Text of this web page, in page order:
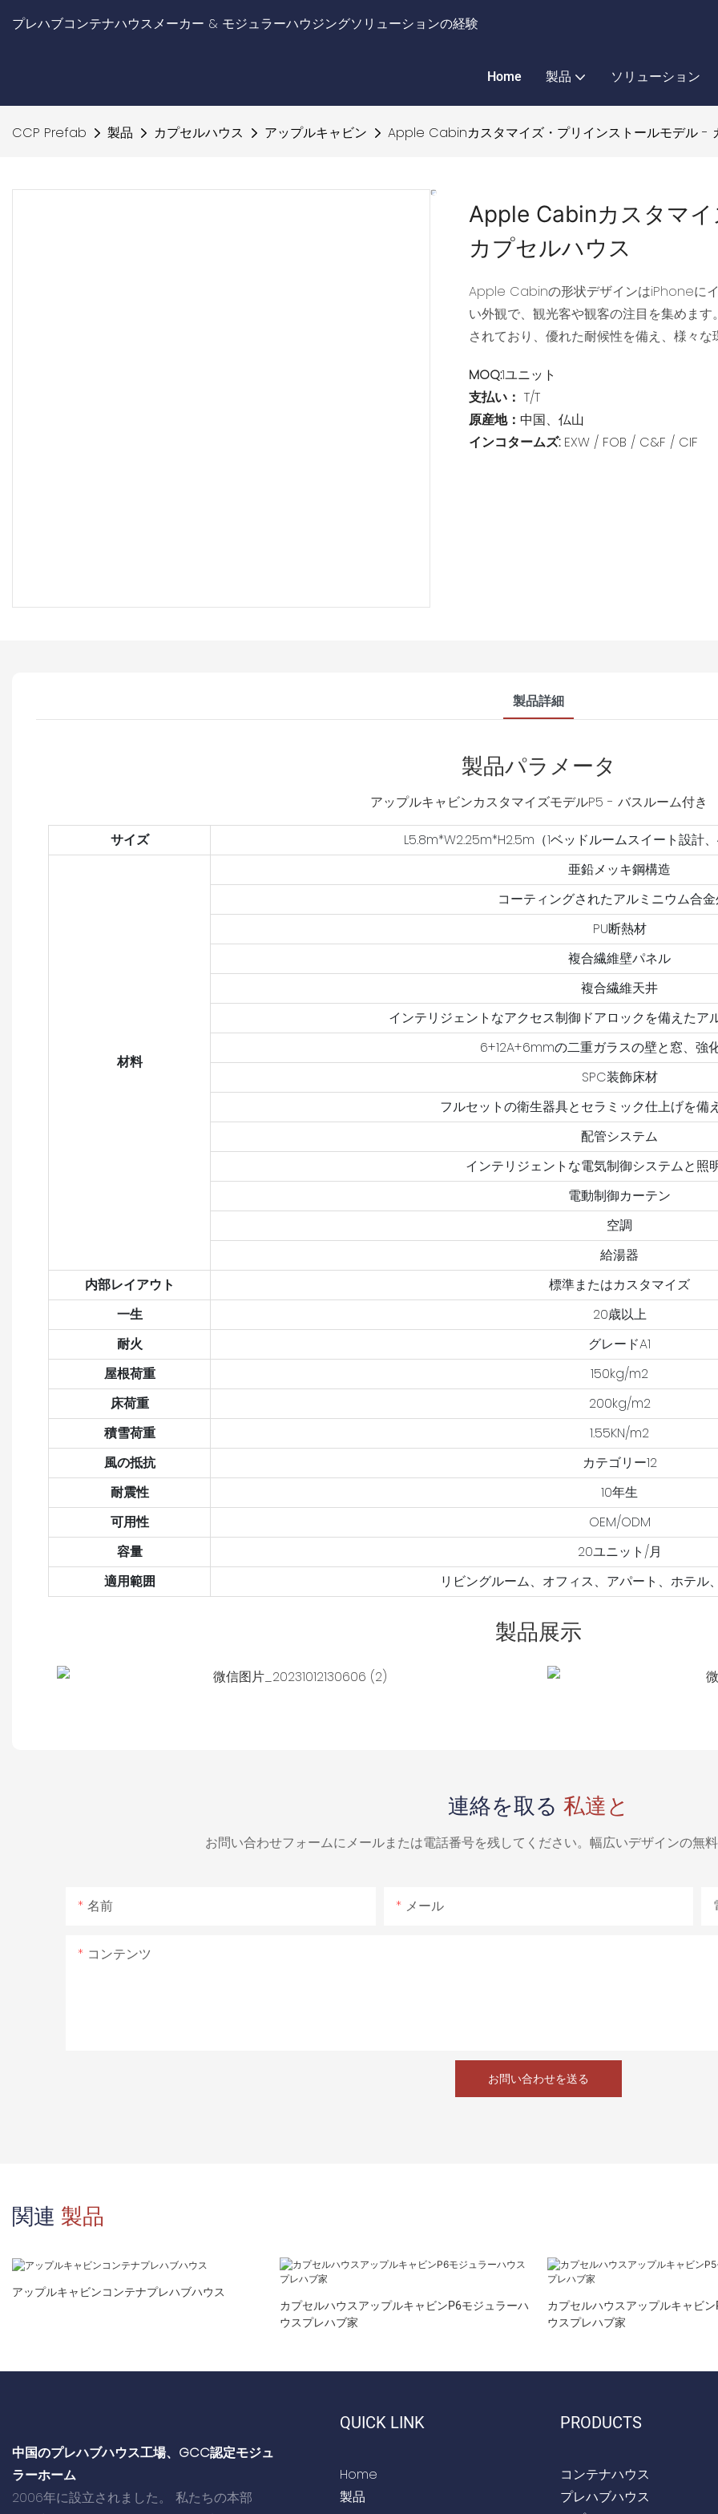
プレハブコンテナハウスメーカー & モジュラーハウジングソリューションの経験
Home 製品 ソリューション
CCP Prefab 製品 カプセルハウス アップルキャビン Apple Cabinカスタマイズ・プリインストールモデル -
Apple Cabinカスタマ
カプセルハウス
Apple Cabinの形状デザインはiPhoneに
い外観で、観光客や観客の注目を集めま
されており、優れた耐候性を備え、様々な
MOQ:1ユニット
支払い： T/T
原産地： 中国、仏山
インコタームズ:EXW / FOB / C&F / CIF
製品詳細
製品パラメータ
アップルキャビンカスタマイズモデルP5 - バスルーム付き
サイズ L5.8m*W2.25m*H2.5m（1ベッドルームスイート設計
材料
亜鉛メッキ鋼構造
コーティングされたアルミニウム合
PU断熱材
複合繊維壁パネル
複合繊維天井
インテリジェントなアクセス制御ドアロックを備えたア
6+12A+6mmの二重ガラスの壁と窓、強
SPC装飾床材
フルセットの衛生器具とセラミック仕上げを備
配管システム
インテリジェントな電気制御システムと照
電動制御カーテン
空調
給湯器
内部レイアウト
標準またはカスタマイズ
一生
20歳以上
耐火
グレードA1
屋根荷重
150kg/m2
床荷重
200kg/m2
積雪荷重
1.55KN/m2
風の抵抗
カテゴリー12
耐震性
10年生
可用性
OEM/ODM
容量
20ユニット/月
適用範囲
リビングルーム、オフィス、アパート、ホテル
製品展示
連絡を取る 私達と
お問い合わせフォームにメールまたは電話番号を残してください。幅広いデザインの無
名前 メール
コンテンツ
お問い合わせを送る
関連 製品
アップルキャビンコンテナプレハブハウス
カプセルハウスアップルキャビンP6モジュラーハ
ウスプレハブ家
カプセルハウスアップルキャビ
ウスプレハブ家
中国のプレハブハウス工場、GCC認定モジュ
ラーホーム
2006年に設立されました。 私たちの本部
QUICK LINK
Home
製品
PRODUCTS
コンテナハウス
プレハブハウス